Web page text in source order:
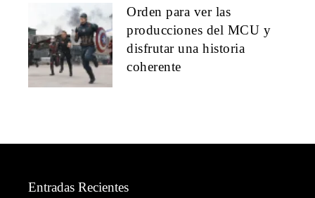
Orden para ver las
producciones del MCU y
disfrutar una historia
coherente
Entradas Recientes